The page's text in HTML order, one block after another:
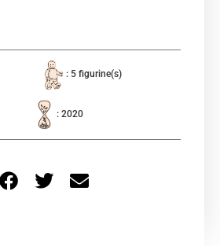
: 5 figurine(s)
: 2020